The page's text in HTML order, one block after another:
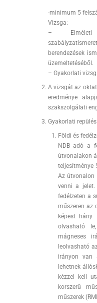
-minimum 5
Vizsga:
– Elméleti
berendezések
üzemeltetéséből.
– Gyakorlati
A vizsgát az
eredménye
szakszolgálati
Gyakorlati
Földi és
NDB adó a
útvonalakon
teljesítménye
Az útvonalon
venni a
fedélzeten a
műszeren az
képest
olvasható
mágneses
leolvasható
irányon van
lehetnek
kézzel kell
korszerű
műszerek